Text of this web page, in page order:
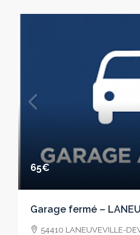
65€
Garage fermé –
54410 LANEUVEVILLE-